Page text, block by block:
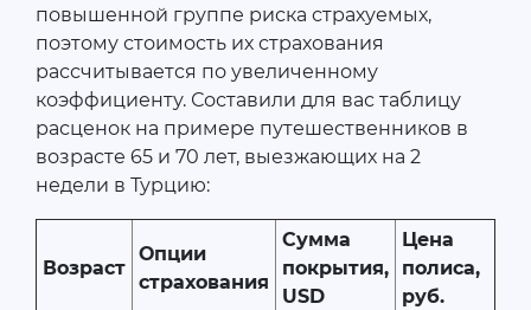
повышенной группе риска страхуемых,
поэтому стоимость их страхования
рассчитывается по увеличенному
коэффициенту. Составили для вас таблицу
расценок на примере путешественников в
возрасте 65 и 70 лет, выезжающих на 2
недели в Турцию:
Возраст
Опции
страхования
Сумма
покрытия,
USD
Цена
полиса,
руб.